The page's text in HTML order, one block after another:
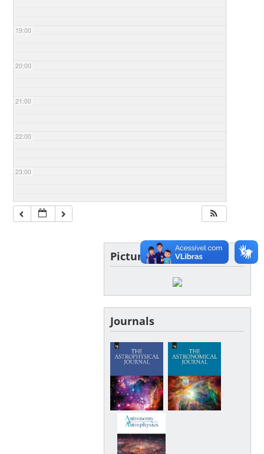
19:00
20:00
21:00
22:00
23:00
Picture of the day
Journals